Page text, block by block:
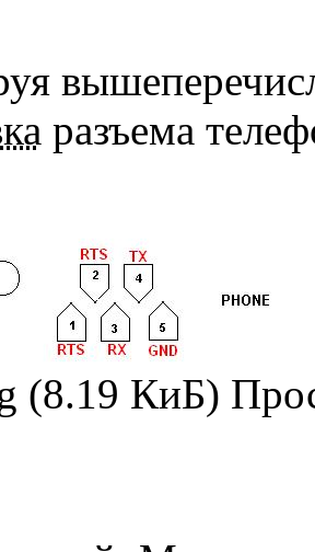
разъема
(8.19 КиБ)